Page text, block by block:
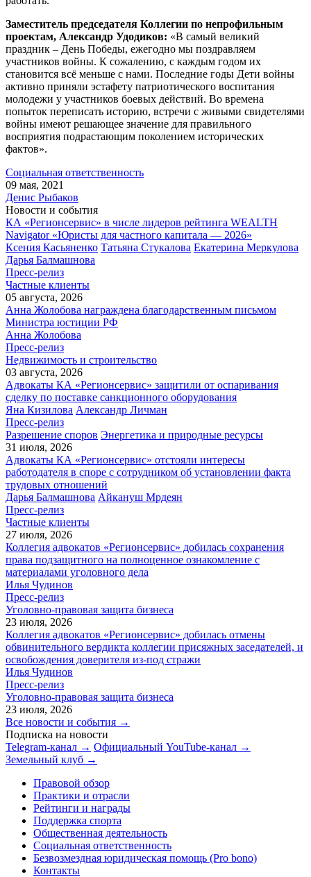
Заместитель председателя Коллегии по непрофильным
проектам, Александр Удодиков: «В самый великий
праздник – День Победы, ежегодно мы поздравляем
участников войны. К сожалению, с каждым годом их
становится всё меньше с нами. Последние годы Дети войны
активно приняли эстафету патриотического воспитания
молодежи у участников боевых действий. Во времена
попыток переписать историю, встречи с живыми свидетелями
войны имеют решающее значение для правильного
восприятия подрастающим поколением исторических
фактов».
Социальная ответственность
09 мая, 2021
Денис Рыбаков
Новости и события
КА «Регионсервис» в числе лидеров рейтинга WEALTH
Navigator «Юристы для частного капитала — 2026»
Ксения Касьяненко Татьяна Стукалова Екатерина Меркулова
Дарья Балмашнова
Пресс-релиз
Частные клиенты
05 августа, 2026
Анна Жолобова награждена благодарственным письмом
Министра юстиции РФ
Анна Жолобова
Пресс-релиз
Недвижимость и строительство
03 августа, 2026
Адвокаты КА «Регионсервис» защитили от оспаривания
сделку по поставке санкционного оборудования
Яна Кизилова Александр Личман
Пресс-релиз
Разрешение споров Энергетика и природные ресурсы
31 июля, 2026
Адвокаты КА «Регионсервис» отстояли интересы
работодателя в споре с сотрудником об установлении факта
трудовых отношений
Дарья Балмашнова Айкануш Мрдеян
Пресс-релиз
Частные клиенты
27 июля, 2026
Коллегия адвокатов «Регионсервис» добилась сохранения
права подзащитного на полноценное ознакомление с
материалами уголовного дела
Илья Чудинов
Пресс-релиз
Уголовно-правовая защита бизнеса
23 июля, 2026
Коллегия адвокатов «Регионсервис» добилась отмены
обвинительного вердикта коллегии присяжных заседателей, и
освобождения доверителя из-под стражи
Илья Чудинов
Пресс-релиз
Уголовно-правовая защита бизнеса
23 июля, 2026
Все новости и события →
Подписка на новости
Telegram-канал → Официальный YouTube-канал →
Земельный клуб →
Правовой обзор
Практики и отрасли
Рейтинги и награды
Поддержка спорта
Общественная деятельность
Социальная ответственность
Безвозмездная юридическая помощь (Pro bono)
Контакты